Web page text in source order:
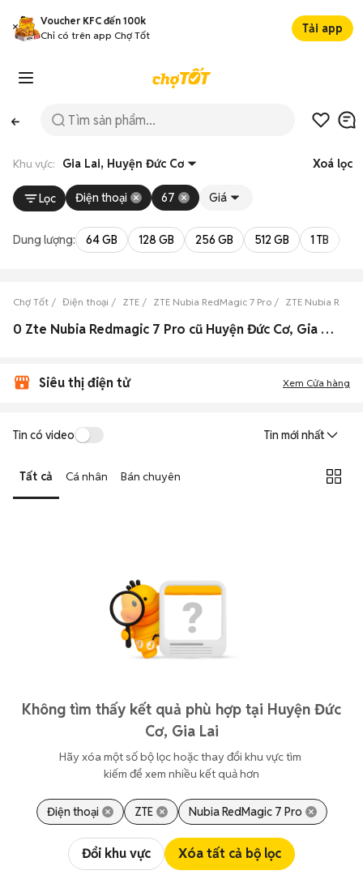
Voucher KFC đến 100k
Chỉ có trên app Chợ Tốt
Tải app
Khu vực: Gia Lai, Huyện Đức Cơ Xoá lọc
Lọc Điện thoại 67 Giá
Dung lượng: 64 GB 128 GB 256 GB 512 GB 1 TB
Chợ Tốt Điện thoại ZTE ZTE Nubia RedMagic 7 Pro ZTE Nubia
0 Zte Nubia Redmagic 7 Pro cũ Huyện Đức Cơ, Gia Lai đẹp
Siêu thị điện tử Xem Cửa hàng
Tin có video Tin mới nhất
Tất cả Cá nhân Bán chuyên
Không tìm thấy kết quả phù hợp tại Huyện Đức
Cơ, Gia Lai
Hãy xóa một số bộ lọc hoặc thay đổi khu vực tìm
kiếm để xem nhiều kết quả hơn
Điện thoại ZTE Nubia RedMagic 7 Pro
Đổi khu vực Xóa tất cả bộ lọc